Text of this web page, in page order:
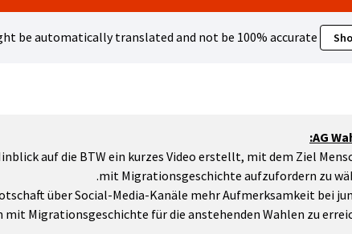
be automatically translated and not be 100% accurate.
AG
auf die BTW ein kurzes Video erstellt, mit dem Ziel
mit Migrationsgeschichte aufzufordern zu
über Social-Media-Kanäle mehr Aufmerksamkeit bei
mit Migrationsgeschichte für die anstehenden Wahlen zu